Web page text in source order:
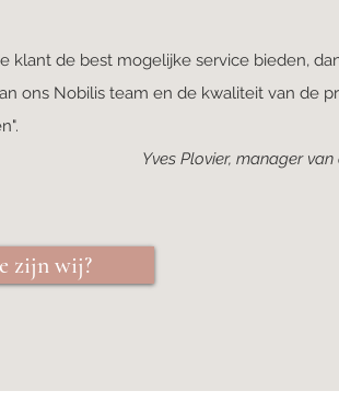
klant de best mogelijke service bieden,
ons Nobilis team en de kwaliteit van de
Yves Plovier, manager
zijn wij?